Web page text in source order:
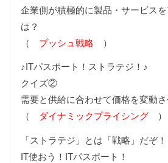
企業側が積極的に製品・サービス
は？
（ プッシュ戦略 ）
♪ITパスポート！ストラテジ！♪
クイズ②
需要と供給に合わせて価格を変動さ
（
ダイナミックプライシング ）
「ストラテジ」とは「戦略」だぞ！
IT使おう！ITパスポート！